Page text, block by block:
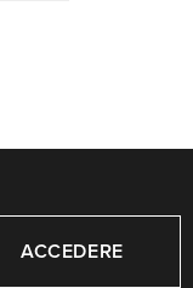
ACCEDERE